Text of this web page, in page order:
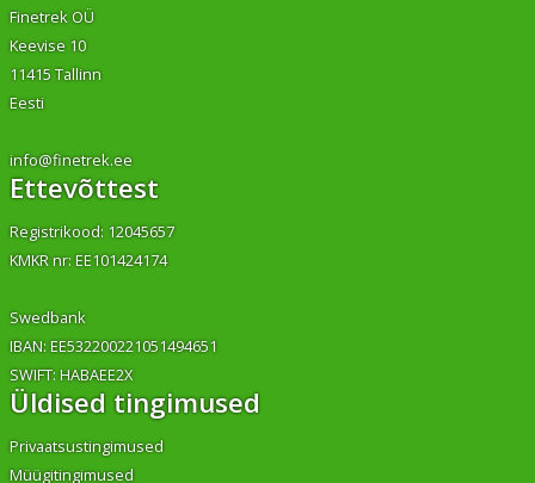
Finetrek OÜ
Keevise 10
11415 Tallinn
Eesti
info@finetrek.ee
Ettevõttest
Registrikood: 12045657
KMKR nr: EE101424174
Swedbank
IBAN: EE532200221051494651
SWIFT: HABAEE2X
Üldised tingimused
Privaatsustingimused
Müügitingimused